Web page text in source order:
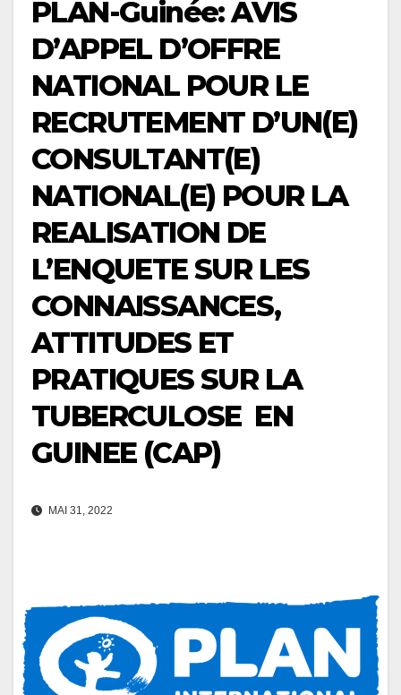
PLAN-Guinée: AVIS
D’APPEL D’OFFRE
NATIONAL POUR LE
RECRUTEMENT D’UN(E)
CONSULTANT(E)
NATIONAL(E) POUR LA
REALISATION DE
L’ENQUETE SUR LES
CONNAISSANCES,
ATTITUDES ET
PRATIQUES SUR LA
TUBERCULOSE EN
GUINEE (CAP)
MAI 31, 2022